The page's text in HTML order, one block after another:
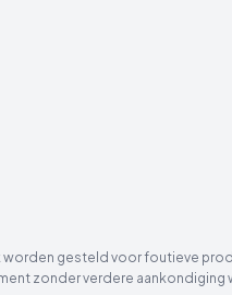
worden gesteld voor foutieve
zonder verdere